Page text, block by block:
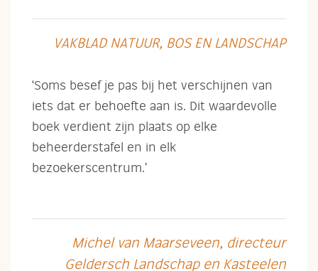
VAKBLAD NATUUR, BOS EN LANDSCHAP
‘Soms besef je pas bij het verschijnen van
iets dat er behoefte aan is. Dit waardevolle
boek verdient zijn plaats op elke
beheerderstafel en in elk
bezoekerscentrum.’
Michel van Maarseveen, directeur
Geldersch Landschap en Kasteelen